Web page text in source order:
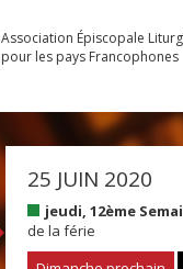
Association Épiscopale
pour les pays Francophones
25 JUIN 2020
jeudi, 12ème
de la férie